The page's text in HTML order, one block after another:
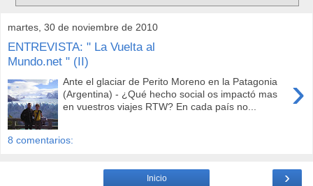
martes, 30 de noviembre de 2010
ENTREVISTA: " La Vuelta al
Mundo.net " (II)
›
Ante el glaciar de Perito Moreno en la Patagonia
(Argentina) - ¿Qué hecho social os impactó mas
en vuestros viajes RTW? En cada país no...
8 comentarios:
›
Inicio